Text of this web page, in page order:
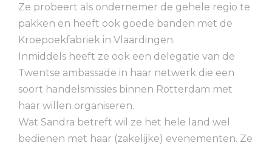
Ze probeert als ondernemer de gehele regio te
pakken en heeft ook goede banden met de
Kroepoekfabriek in Vlaardingen.
Inmiddels heeft ze ook een delegatie van de
Twentse ambassade in haar netwerk die een
soort handelsmissies binnen Rotterdam met
haar willen organiseren.
Wat Sandra betreft wil ze het hele land wel
bedienen met haar (zakelijke) evenementen. Ze